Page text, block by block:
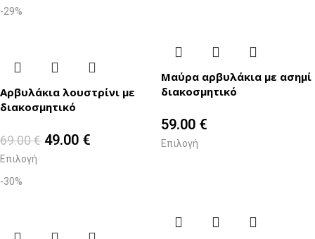
-29%
Αρβυλάκια λουστρίνι με
διακοσμητικό
69.00€ 49.00 €
Επιλογή
Μαύρα αρβυλάκια με ασημί
διακοσμητικό
59.00 €
Επιλογή
-30%